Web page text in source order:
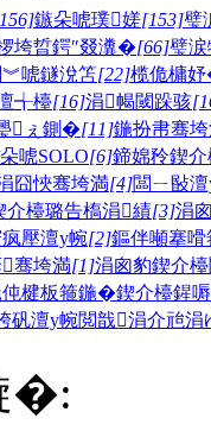
鏃朵唬璞嫅[153]璧
垮晢鍔″叕瀵�[66]璧
唬鐩涗笘[22]榄佹槦
╅檯[16]涓幆閾跺骇
ぇ鍘�[11]鍦扮帇骞
唬SOLO[6]鍗婂矝鍥
囧悏骞垮満[4]闆ㄧ敯
介檯璐告槗涓績[3]涓
壓澶у帵[2]鏂伴噸搴
骞垮満[1]涓囪豹鍥介
伅楗板箍鍦�鍥介檯鍟
矾澶у帵閲戠涓介兘涓
�: